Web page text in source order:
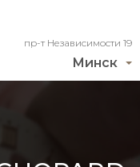
Минск
пр-т Независимости 19